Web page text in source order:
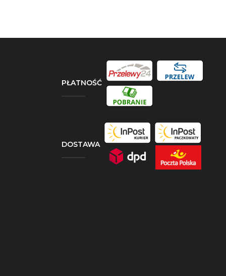
PŁATNOŚĆ
DOSTAWA